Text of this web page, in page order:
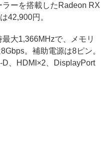
ーを搭載したRadeon RX
42,900円。
大1,366MHzで、メモリ
。補助電源は8ピン。
、HDMI×2、DisplayPort